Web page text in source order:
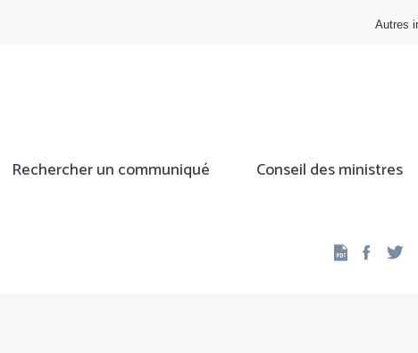
Autres
Rechercher un communiqué Conseil des ministres